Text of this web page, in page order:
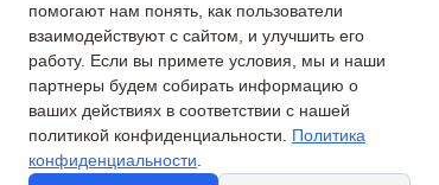
помогают нам понять, как пользователи
взаимодействуют с сайтом, и улучшить его
работу. Если вы примете условия, мы и наши
партнеры будем собирать информацию о
ваших действиях в соответствии с нашей
политикой конфиденциальности. Политика
конфиденциальности